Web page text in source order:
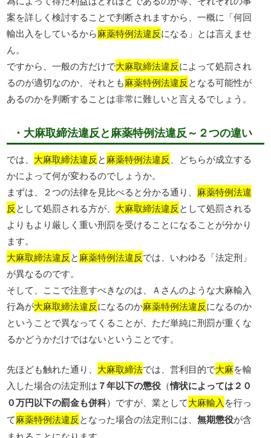
案を詳しく検討することで判断されますから、一概に「何回
輸出入をしているから麻薬特例法違反になる」とは言えませ
ん。
ですから、一般の方だけで大麻取締法違反によって処罰され
るのが適切なのか、それとも麻薬特例法違反となる可能性が
あるのかを判断することは非常に難しいと言えるでしょう。
・大麻取締法違反と麻薬特例法違反～２つの違い
では、 大麻取締法違反と麻薬特例法違反
、どちらが成立する
かによって何が変わるのでしょうか。
まずは、２つの法律を見比べると分かる通り、 麻薬特例法違
反として処罰される方が、 大麻取締法違反として処罰される
よりもより厳しく重い刑罰を受けることになることが分かり
ます。
大麻取締法違反と麻薬特例法違反では、いわゆる「法定刑」
が異なるのです。
そして、ここで注意すべきなのは、Ａさんのような大麻輸入
行為が大麻取締法違反になるのか麻薬特例法違反になるのか
ということで異なってくることが、ただ単純に刑罰が重くな
るかどうかだけではないということです。
先ほども触れた通り、 大麻取締法では、営利目的で大麻を輸
入した場合の法定刑は ７年以下の懲役 （情状によっては２０
０万円以下の罰金も併科）ですが、業として大麻輸入 を行っ
て麻薬特例法違反となった場合の法定刑には、無期懲役が含